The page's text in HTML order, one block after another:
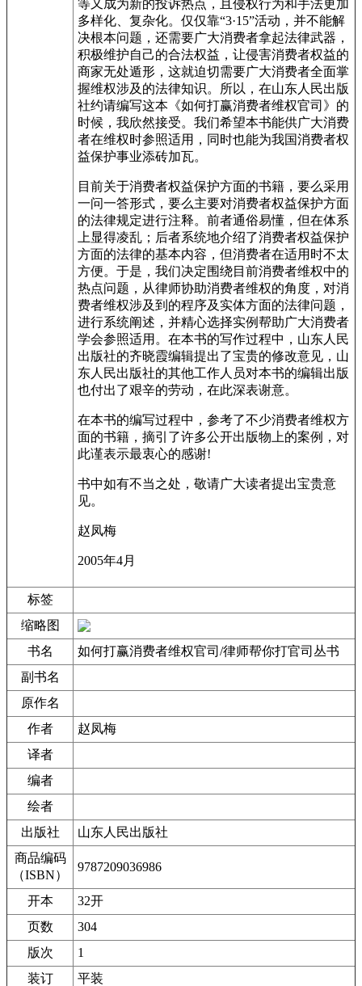
等又成为新的投诉热点，且侵权行为和手法更加
多样化、复杂化。仅仅靠“3·15”活动，并不能解
决根本问题，还需要广大消费者拿起法律武器，
积极维护自己的合法权益，让侵害消费者权益的
商家无处遁形，这就迫切需要广大消费者全面掌
握维权涉及的法律知识。所以，在山东人民出版
社约请编写这本《如何打赢消费者维权官司》的
时候，我欣然接受。我们希望本书能供广大消费
者在维权时参照适用，同时也能为我国消费者权
益保护事业添砖加瓦。
目前关于消费者权益保护方面的书籍，要么采用
一问一答形式，要么主要对消费者权益保护方面
的法律规定进行注释。前者通俗易懂，但在体系
上显得凌乱；后者系统地介绍了消费者权益保护
方面的法律的基本内容，但消费者在适用时不太
方便。于是，我们决定围绕目前消费者维权中的
热点问题，从律师协助消费者维权的角度，对消
费者维权涉及到的程序及实体方面的法律问题，
进行系统阐述，并精心选择实例帮助广大消费者
学会参照适用。在本书的写作过程中，山东人民
出版社的齐晓霞编辑提出了宝贵的修改意见，山
东人民出版社的其他工作人员对本书的编辑出版
也付出了艰辛的劳动，在此深表谢意。
在本书的编写过程中，参考了不少消费者维权方
面的书籍，摘引了许多公开出版物上的案例，对
此谨表示最衷心的感谢!
书中如有不当之处，敬请广大读者提出宝贵意
见。
赵凤梅
2005年4月
标签
缩略图
书名
如何打赢消费者维权官司/律师帮你打官司丛书
副书名
原作名
作者
赵凤梅
译者
编者
绘者
出版社
山东人民出版社
商品编码
（ISBN）
9787209036986
开本
32开
页数
304
版次
1
装订
平装